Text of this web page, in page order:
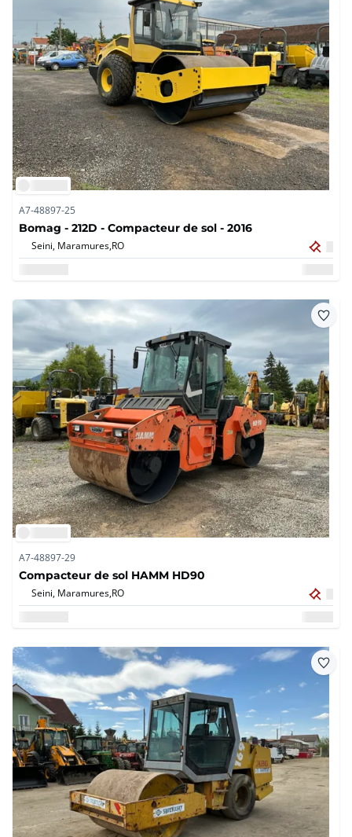
A7-48897-25
Bomag - 212D - Compacteur de sol - 2016
Seini, Maramures,RO
A7-48897-29
Compacteur de sol HAMM HD90
Seini, Maramures,RO